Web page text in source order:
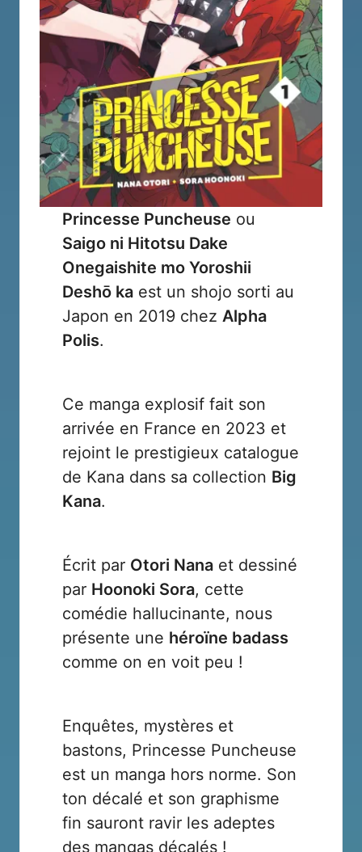
Princesse Puncheuse ou
Saigo ni Hitotsu Dake
Onegaishite mo Yoroshii
Deshō ka est un shojo sorti au
Japon en 2019 chez Alpha
Polis.
Ce manga explosif fait son
arrivée en France en 2023 et
rejoint le prestigieux catalogue
de Kana dans sa collection Big
Kana.
Écrit par Otori Nana et dessiné
par Hoonoki Sora, cette
comédie hallucinante, nous
présente une héroïne badass
comme on en voit peu !
Enquêtes, mystères et
bastons, Princesse Puncheuse
est un manga hors norme. Son
ton décalé et son graphisme
fin sauront ravir les adeptes
des mangas décalés !